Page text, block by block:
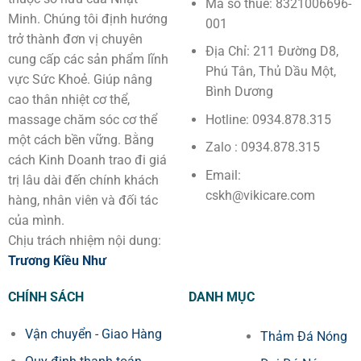
Minh. Chúng tôi định hướng
trở thành đơn vị chuyên
cung cấp các sản phẩm lĩnh
vực Sức Khoẻ. Giúp nâng
cao thân nhiệt cơ thể,
massage chăm sóc cơ thể
một cách bền vững. Bằng
cách Kinh Doanh trao đi giá
trị lâu dài đến chính khách
hàng, nhân viên và đối tác
của mình.
Chịu trách nhiệm nội dung:
Trương Kiều Như
Mã số thuế: 8321006696-
001
Địa Chỉ: 211 Đường D8,
Phú Tân, Thủ Dầu Một,
Bình Dương
Hotline: 0934.878.315
Zalo : 0934.878.315
Email:
cskh@vikicare.com
CHÍNH SÁCH
Vận chuyển - Giao Hàng
DANH MỤC
Thảm Đá Nóng